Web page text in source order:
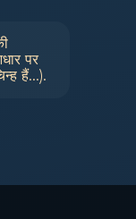
पर
हैं...).